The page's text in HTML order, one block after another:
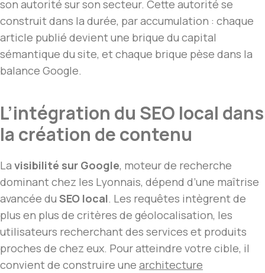
son autorité sur son secteur. Cette autorité se
construit dans la durée, par accumulation : chaque
article publié devient une brique du capital
sémantique du site, et chaque brique pèse dans la
balance Google.
L’intégration du SEO local dans
la création de contenu
La visibilité sur Google, moteur de recherche
dominant chez les Lyonnais, dépend d’une maîtrise
avancée du SEO local. Les requêtes intègrent de
plus en plus de critères de géolocalisation, les
utilisateurs recherchant des services et produits
proches de chez eux. Pour atteindre votre cible, il
convient de construire une architecture